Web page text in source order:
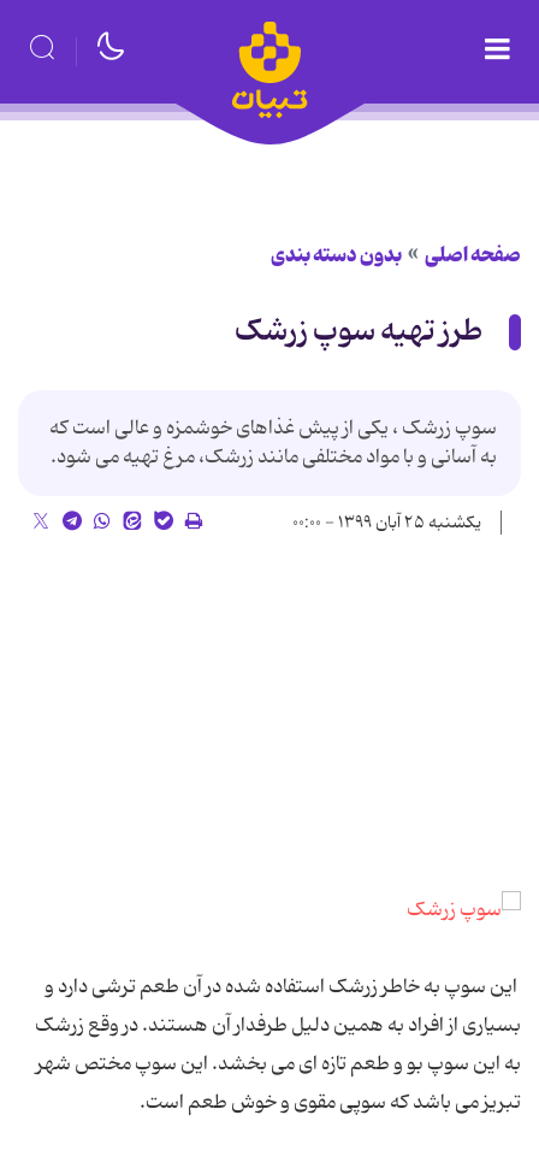
صفحه اصلی بدون دسته بندی
طرز تهیه سوپ زرشک
سوپ زرشک ، یکی از پیش غذاهای خوشمزه و عالی است که
به آسانی و با مواد مختلفی مانند زرشک، مرغ تهیه می شود.
یکشنبه ۲۵ آبان ۱۳۹۹ - ۰۰:۰۰
این سوپ به خاطر زرشک استفاده شده در آن طعم ترشی دارد و
بسیاری از افراد به همین دلیل طرفدار آن هستند. در وقع زرشک
به این سوپ بو و طعم تازه ای می بخشد. این سوپ مختص شهر
تبریز می باشد که سوپی مقوی و خوش طعم است.